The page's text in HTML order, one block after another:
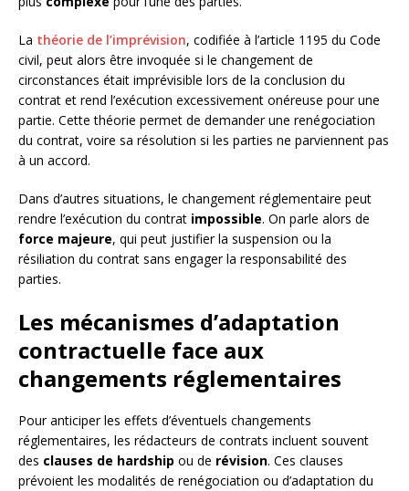
La théorie de l’imprévision, codifiée à l’article 1195 du Code
civil, peut alors être invoquée si le changement de
circonstances était imprévisible lors de la conclusion du
contrat et rend l’exécution excessivement onéreuse pour une
partie. Cette théorie permet de demander une renégociation
du contrat, voire sa résolution si les parties ne parviennent pas
à un accord.
Dans d’autres situations, le changement réglementaire peut
rendre l’exécution du contrat impossible. On parle alors de
force majeure, qui peut justifier la suspension ou la
résiliation du contrat sans engager la responsabilité des
parties.
Les mécanismes d’adaptation
contractuelle face aux
changements réglementaires
Pour anticiper les effets d’éventuels changements
réglementaires, les rédacteurs de contrats incluent souvent
des clauses de hardship ou de révision. Ces clauses
prévoient les modalités de renégociation ou d’adaptation du